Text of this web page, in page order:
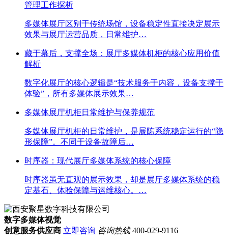
管理工作探析
多媒体展厅区别于传统场馆，设备稳定性直接决定展示
效果与展厅运营品质，日常维护…
藏于幕后，支撑全场：展厅多媒体机柜的核心应用价值
解析
数字化展厅的核心逻辑是“技术服务于内容，设备支撑于
体验”，所有多媒体展示效果…
多媒体展厅机柜日常维护与保养规范
多媒体展厅机柜的日常维护，是展陈系统稳定运行的“隐
形保障”。不同于设备故障后…
时序器：现代展厅多媒体系统的核心保障
时序器虽无直观的展示效果，却是展厅多媒体系统的稳
定基石、体验保障与运维核心。…
数字多媒体视觉
创意服务供应商 立即咨询 咨询热线 400-029-9116